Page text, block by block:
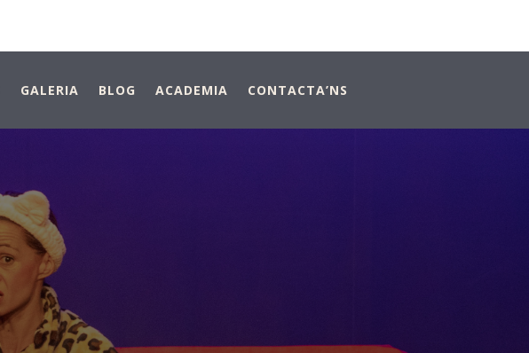
GALERIA BLOG ACADEMIA CONTACTA’NS